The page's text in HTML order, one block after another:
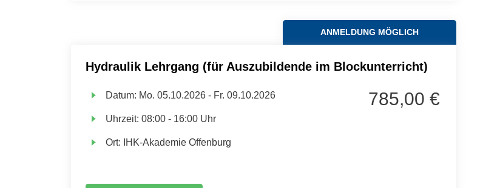
ANMELDUNG MÖGLICH
Hydraulik Lehrgang (für Auszubildende im Blockunterricht)
Datum: Mo. 05.10.2026 - Fr. 09.10.2026
Uhrzeit: 08:00 - 16:00 Uhr
Ort: IHK-Akademie Offenburg
785,00 €